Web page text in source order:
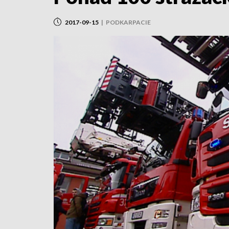
2017-09-15 | PODKARPACIE